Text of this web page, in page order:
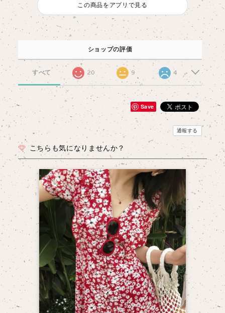
この商品をアプリで見る
ショップの評価
すべて 20 9 4
Save
通報する
こちらも気になりませんか？